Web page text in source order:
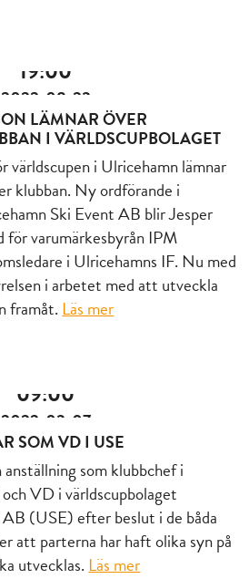
19:00
2022-08-23
LÄMNAR ÖVER
I VÄRLDSCUPBOLAGET
världscupen i Ulricehamn lämnar
klubban. Ny ordförande i
Ski Event AB blir Jesper
för varumärkesbyrån IPM
i Ulricehamns IF. Nu med
i arbetet med att utveckla
framåt. Läs mer
09:00
2022-03-07
SOM VD I USE
som klubbchef i
VD i världscupbolaget
(USE) efter beslut i de båda
att parterna har haft olika syn på
utvecklas. Läs mer